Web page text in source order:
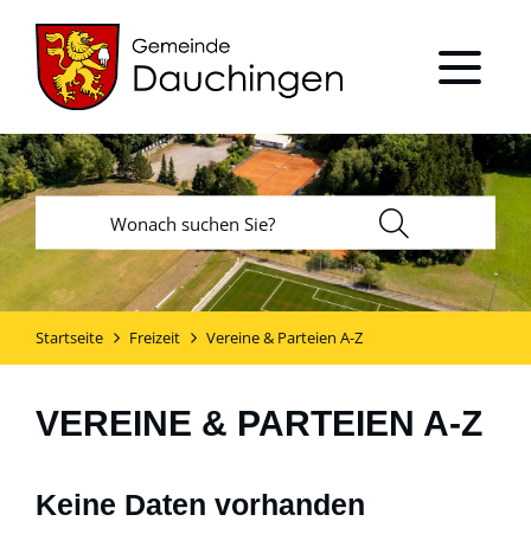
Startseite Freizeit Vereine & Parteien A-Z
VEREINE & PARTEIEN A-Z
Keine Daten vorhanden